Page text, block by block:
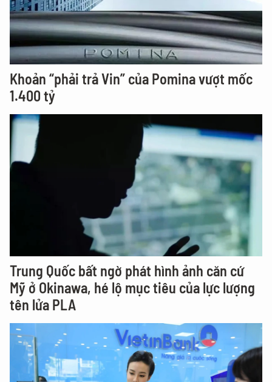
Khoản “phải trả Vin” của Pomina vượt mốc
1.400 tỷ
Trung Quốc bất ngờ phát hình ảnh căn cứ
Mỹ ở Okinawa, hé lộ mục tiêu của lực lượng
tên lửa PLA